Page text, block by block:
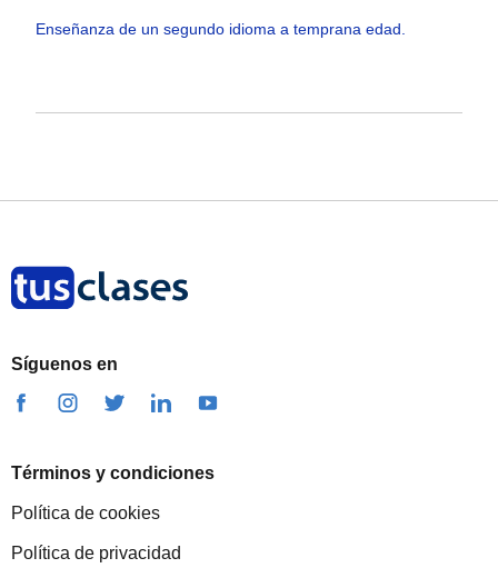
Enseñanza de un segundo idioma a temprana edad.
Síguenos en
Términos y condiciones
Política de cookies
Política de privacidad